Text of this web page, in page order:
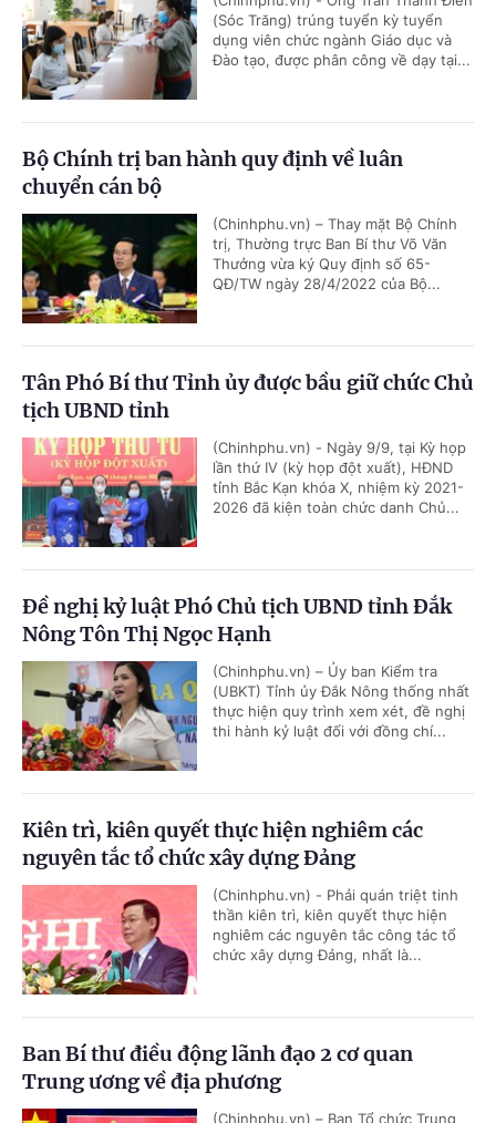
(Sóc Trăng) trúng tuyển kỳ tuyển
dụng viên chức ngành Giáo dục và
Đào tạo, được phân công về dạy tại...
Bộ Chính trị ban hành quy định về luân
chuyển cán bộ
(Chinhphu.vn) – Thay mặt Bộ Chính
trị, Thường trực Ban Bí thư Võ Văn
Thưởng vừa ký Quy định số 65-
QĐ/TW ngày 28/4/2022 của Bộ...
Tân Phó Bí thư Tỉnh ủy được bầu giữ chức Chủ
tịch UBND tỉnh
(Chinhphu.vn) - Ngày 9/9, tại Kỳ họp
lần thứ IV (kỳ họp đột xuất), HĐND
tỉnh Bắc Kạn khóa X, nhiệm kỳ 2021-
2026 đã kiện toàn chức danh Chủ...
Đề nghị kỷ luật Phó Chủ tịch UBND tỉnh Đắk
Nông Tôn Thị Ngọc Hạnh
(Chinhphu.vn) – Ủy ban Kiểm tra
(UBKT) Tỉnh ủy Đắk Nông thống nhất
thực hiện quy trình xem xét, đề nghị
thi hành kỷ luật đối với đồng chí...
Kiên trì, kiên quyết thực hiện nghiêm các
nguyên tắc tổ chức xây dựng Đảng
(Chinhphu.vn) - Phải quán triệt tinh
thần kiên trì, kiên quyết thực hiện
nghiêm các nguyên tắc công tác tổ
chức xây dựng Đảng, nhất là...
Ban Bí thư điều động lãnh đạo 2 cơ quan
Trung ương về địa phương
(Chinhphu.vn) – Ban Tổ chức Trung